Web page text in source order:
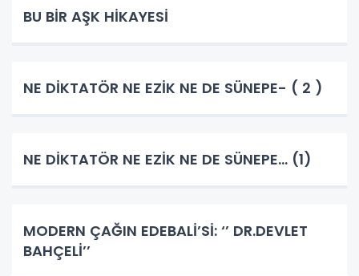
BU BİR AŞK HİKAYESİ
NE DİKTATÖR NE EZİK NE DE SÜNEPE- ( 2 )
NE DİKTATÖR NE EZİK NE DE SÜNEPE... (1)
MODERN ÇAĞIN EDEBALİ’Sİ: ‘’ DR.DEVLET
BAHÇELİ’’